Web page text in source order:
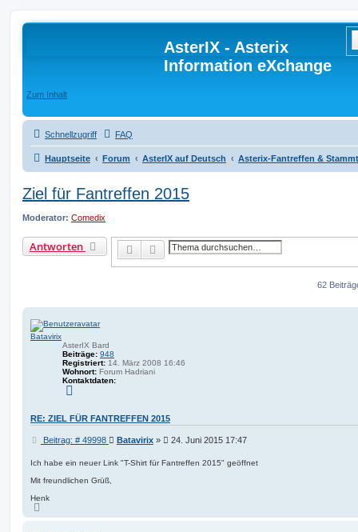
AsterIX - Asterix
Information eXchange
Zum Inhalt
Schnellzugriff FAQ
Hauptseite Forum AsterIX auf Deutsch Asterix-Fantreffen &
Ziel für Fantreffen 2015
Moderator: Comedix
Antworten Suche Erweiterte Suche
62
Batavirix
AsterIX Bard
Beiträge: 948
Registriert: 14. März 2008 16:46
Wohnort: Forum Hadriani
Kontaktdaten:
t
a
t
t
n
B
RE: ZIEL FÜR FANTREFFEN 2015
Beitrag: # 49998B
r
Batavirix» 24. Juni 2015 17:47
Ich habe ein neuer Link "T-Shirt für Fantreffen 2015" geöffnet
Mit freundlichen Grüß,
Henk